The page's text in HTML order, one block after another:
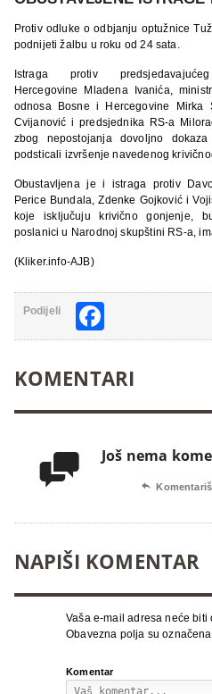
Protiv odluke o odbjanju optužnice
podnijeti žalbu u roku od 24 sata.
Istraga protiv
Hercegovine Mladena Ivanića,
odnosa Bosne i Hercegovine Mirka
Cvijanović i predsjednika RS-a
zbog nepostojanja dovoljno
podsticali izvršenje navedenog
Obustavljena je i istraga protiv
Perice Bundala, Zdenke Gojković i
koje isključuju krivično gonjenje,
poslanici u Narodnoj skupštini RS-a,
(Kliker.info-AJB)
Podijeli
KOMENTARI
 Još nema

NAPIŠI KOMENTAR
Vaša e-mail adresa neće biti
Obavezna polja su označena
Komentar